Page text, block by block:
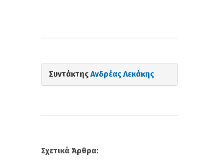
Συντάκτης Ανδρέας Λεκάκης
Σχετικά Άρθρα: